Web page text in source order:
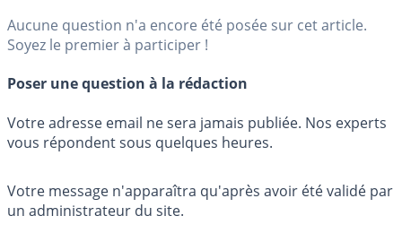
Aucune question n'a encore été posée sur cet article.
Soyez le premier à participer !
Poser une question à la rédaction
Votre adresse email ne sera jamais publiée. Nos experts
vous répondent sous quelques heures.
Votre message n'apparaîtra qu'après avoir été validé par
un administrateur du site.